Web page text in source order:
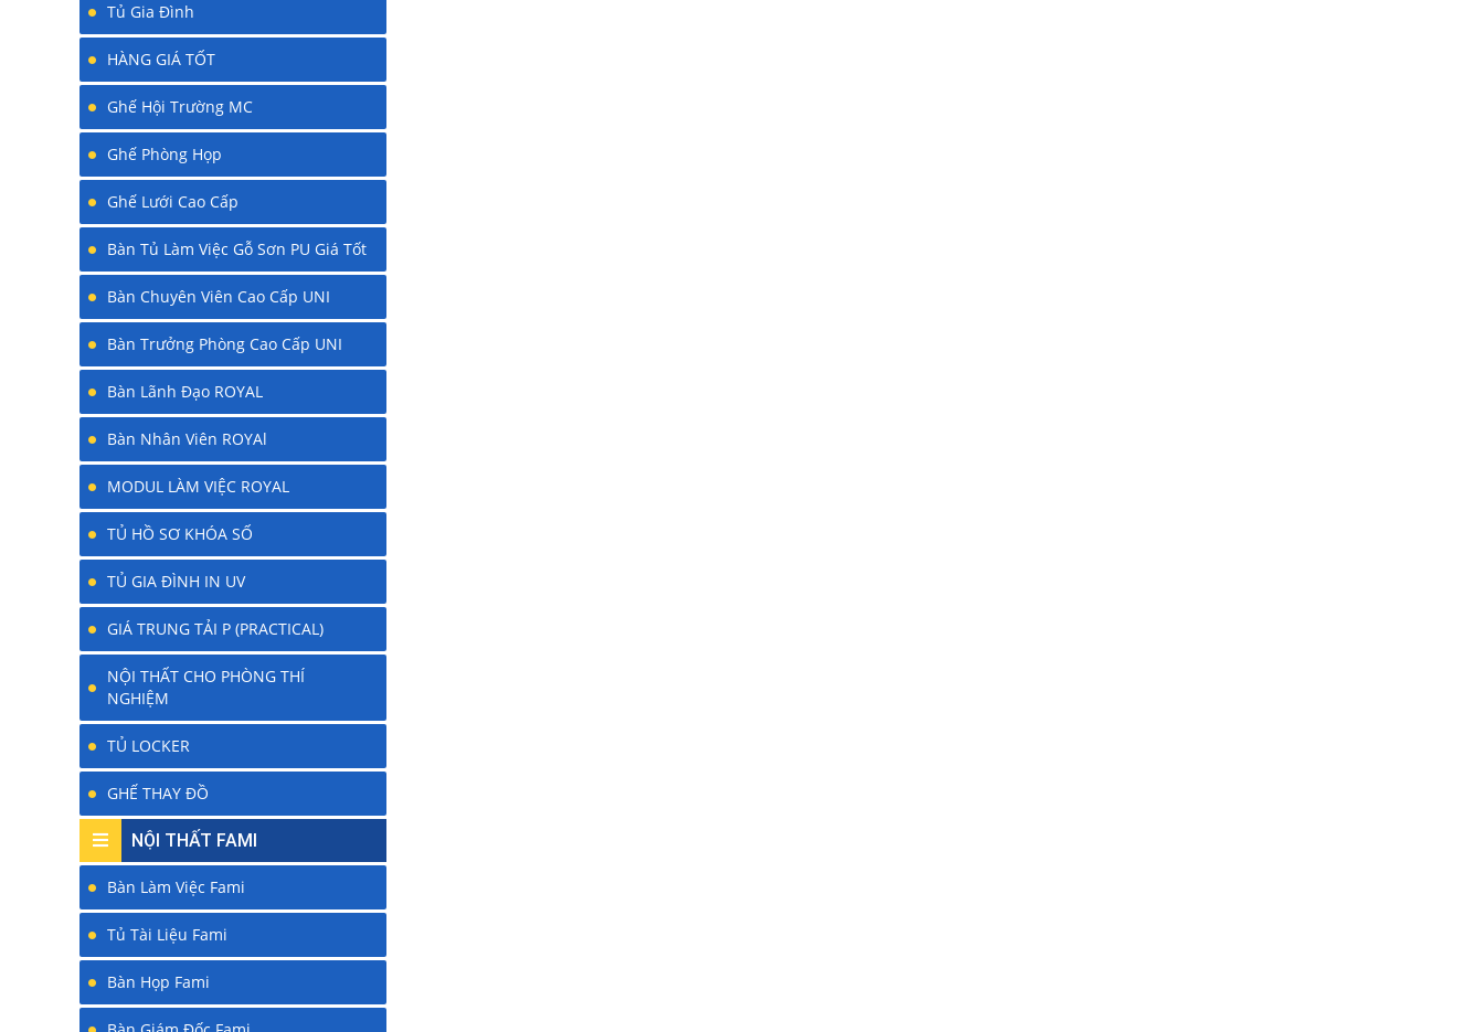
Tủ Gia Đình
HÀNG GIÁ TỐT
Ghế Hội Trường MC
Ghế Phòng Họp
Ghế Lưới Cao Cấp
Bàn Tủ Làm Việc Gỗ Sơn PU Giá Tốt
Bàn Chuyên Viên Cao Cấp UNI
Bàn Trưởng Phòng Cao Cấp UNI
Bàn Lãnh Đạo ROYAL
Bàn Nhân Viên ROYAl
MODUL LÀM VIỆC ROYAL
TỦ HỒ SƠ KHÓA SỐ
TỦ GIA ĐÌNH IN UV
GIÁ TRUNG TẢI P (PRACTICAL)
NỘI THẤT CHO PHÒNG THÍ
NGHIỆM
TỦ LOCKER
GHẾ THAY ĐỒ
NỘI THẤT FAMI
Bàn Làm Việc Fami
Tủ Tài Liệu Fami
Bàn Họp Fami